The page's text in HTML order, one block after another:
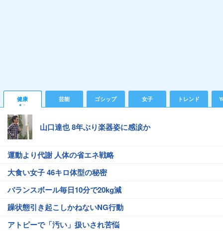
健康 芸能 ゴシップ 女子 トレンド
山口達也 8年ぶり楽器姿に感涙か
運動より代謝 人体の省エネ戦略
大食い女子 46キロ体型の秘密
バランスボール毎日10分で20kg減
躁状態引き起こしかねないNG行動
アトピーで「汚い」扱いされ苦悩